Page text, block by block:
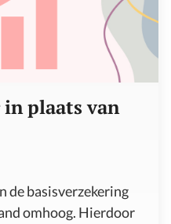
plaats van
de basisverzekering
omhoog. Hierdoor